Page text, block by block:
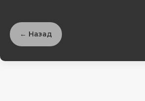
← Назад